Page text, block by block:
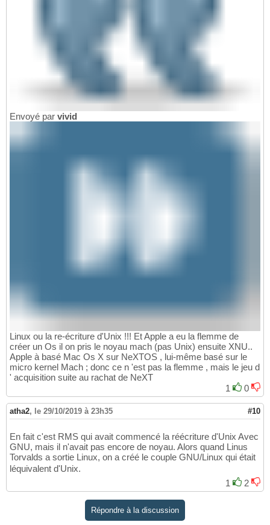
Envoyé par vivid
Linux ou la re-écriture d'Unix !!! Et Apple a eu la flemme de
créer un Os il on pris le noyau mach (pas Unix) ensuite XNU..
Apple à basé Mac Os X sur NeXTOS , lui-même basé sur le
micro kernel Mach ; donc ce n 'est pas la flemme , mais le jeu d
' acquisition suite au rachat de NeXT
1
0
atha2, le 29/10/2019 à 23h35 #10
En fait c'est RMS qui avait commencé la réécriture d'Unix Avec
GNU, mais il n'avait pas encore de noyau. Alors quand Linus
Torvalds a sortie Linux, on a créé le couple GNU/Linux qui était
léquivalent d'Unix.
1
2
Répondre à la discussion